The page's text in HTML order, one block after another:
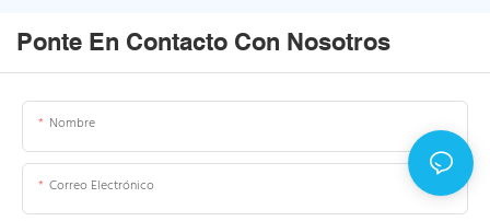
Ponte En Contacto Con Nosotros
Nombre
Correo Electrónico